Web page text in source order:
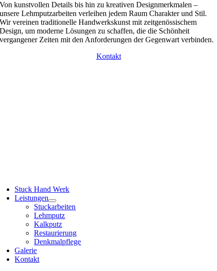
Von kunstvollen Details bis hin zu kreativen Designmerkmalen –
unsere Lehmputzarbeiten verleihen jedem Raum Charakter und Stil.
Wir vereinen traditionelle Handwerkskunst mit zeitgenössischem
Design, um moderne Lösungen zu schaffen, die die Schönheit
vergangener Zeiten mit den Anforderungen der Gegenwart verbinden.
Kontakt
Stuck Hand Werk
Leistungen
Stuckarbeiten
Lehmputz
Kalkputz
Restaurierung
Denkmalpflege
Galerie
Kontakt